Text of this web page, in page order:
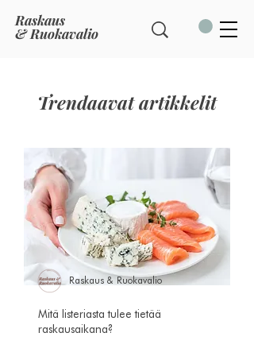
Raskaus
& Ruokavalio
Trendaavat artikkelit
Raskaus & Ruokavalio
Mitä listeriasta tulee tietää
raskausaikana?